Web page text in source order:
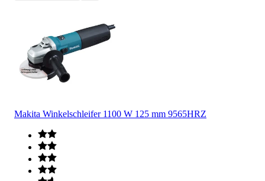
Makita Winkelschleifer 1100 W 125 mm 9565HRZ